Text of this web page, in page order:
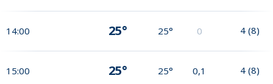
14:00 25° 25° 0 4 (8)
15:00 25° 25° 0,1 4 (8)